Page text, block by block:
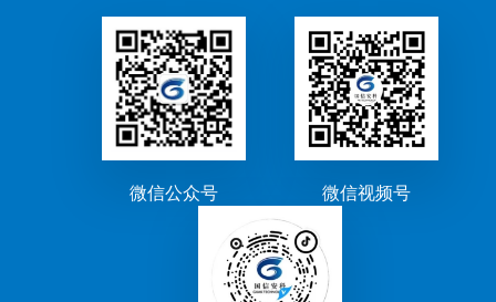
微信公众号 微信视频号